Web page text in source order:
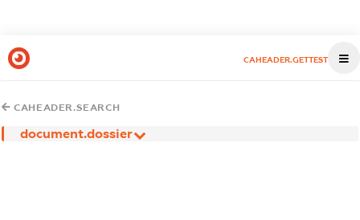
CAHEADER.GETTEST
CAHEADER.SEARCH
document.dossier